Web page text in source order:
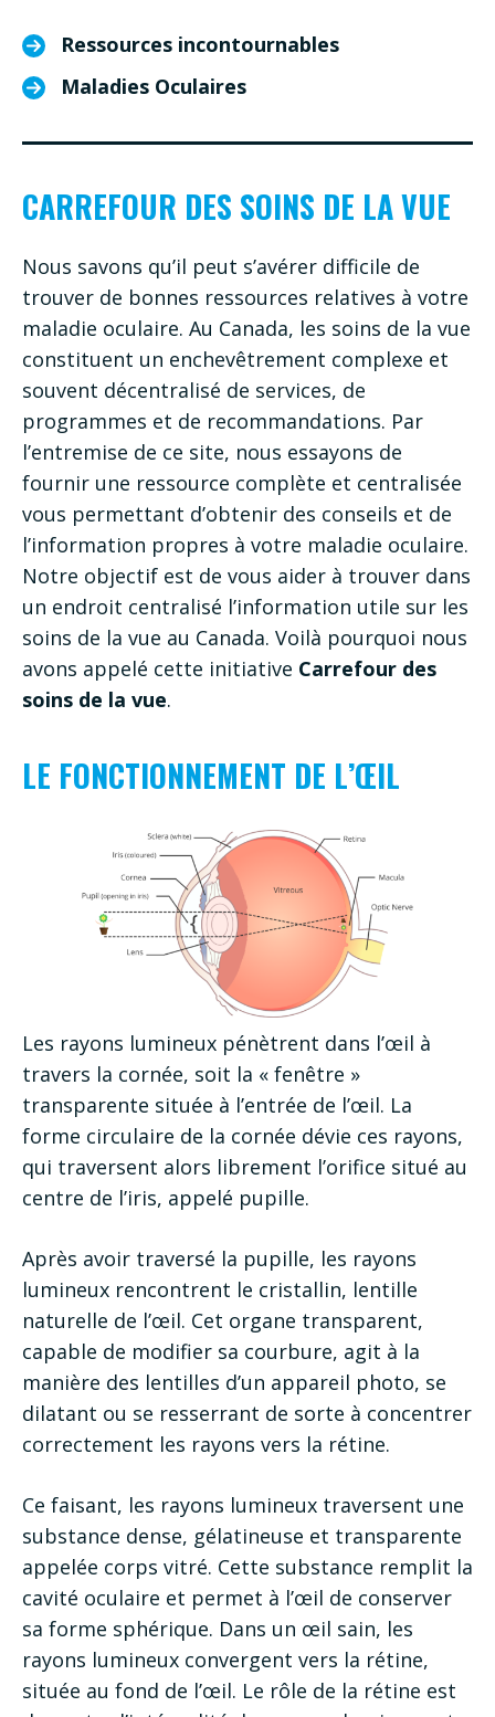
Ressources incontournables
Maladies Oculaires
CARREFOUR DES SOINS DE LA VUE
Nous savons qu’il peut s’avérer difficile de
trouver de bonnes ressources relatives à votre
maladie oculaire. Au Canada, les soins de la vue
constituent un enchevêtrement complexe et
souvent décentralisé de services, de
programmes et de recommandations. Par
l’entremise de ce site, nous essayons de
fournir une ressource complète et centralisée
vous permettant d’obtenir des conseils et de
l’information propres à votre maladie oculaire.
Notre objectif est de vous aider à trouver dans
un endroit centralisé l’information utile sur les
soins de la vue au Canada. Voilà pourquoi nous
avons appelé cette initiative Carrefour des
soins de la vue.
LE FONCTIONNEMENT DE L’ŒIL
Les rayons lumineux pénètrent dans l’œil à
travers la cornée, soit la « fenêtre »
transparente située à l’entrée de l’œil. La
forme circulaire de la cornée dévie ces rayons,
qui traversent alors librement l’orifice situé au
centre de l’iris, appelé pupille.
Après avoir traversé la pupille, les rayons
lumineux rencontrent le cristallin, lentille
naturelle de l’œil. Cet organe transparent,
capable de modifier sa courbure, agit à la
manière des lentilles d’un appareil photo, se
dilatant ou se resserrant de sorte à concentrer
correctement les rayons vers la rétine.
Ce faisant, les rayons lumineux traversent une
substance dense, gélatineuse et transparente
appelée corps vitré. Cette substance remplit la
cavité oculaire et permet à l’œil de conserver
sa forme sphérique. Dans un œil sain, les
rayons lumineux convergent vers la rétine,
située au fond de l’œil. Le rôle de la rétine est